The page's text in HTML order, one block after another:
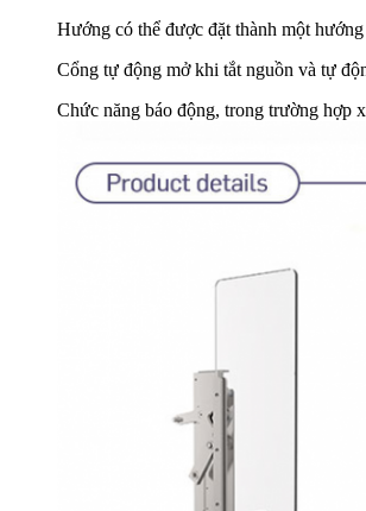
Hướng có thể được đặt thành một
Cổng tự động mở khi tắt nguồn và tự
Chức năng báo động, trong trường hợp